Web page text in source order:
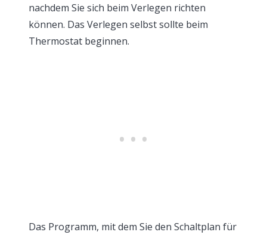
nachdem Sie sich beim Verlegen richten
können. Das Verlegen selbst sollte beim
Thermostat beginnen.
Das Programm, mit dem Sie den Schaltplan für